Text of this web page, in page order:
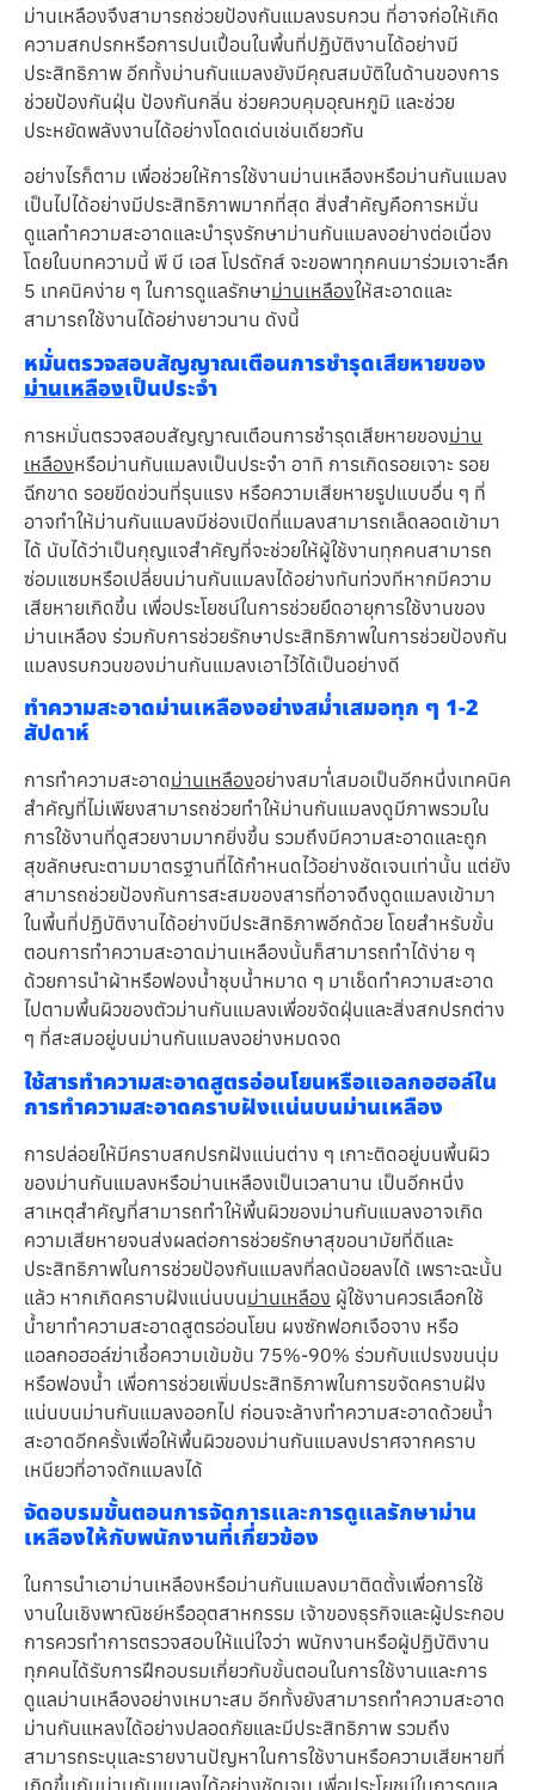
ม่านเหลืองจึงสามารถช่วยป้องกันแมลงรบกวน ที่อาจก่อให้เกิด
ความสกปรกหรือการปนเปื้อนในพื้นที่ปฏิบัติงานได้อย่างมี
ประสิทธิภาพ อีกทั้งม่านกันแมลงยังมีคุณสมบัติในด้านของการ
ช่วยป้องกันฝุ่น ป้องกันกลิ่น ช่วยควบคุมอุณหภูมิ และช่วย
ประหยัดพลังงานได้อย่างโดดเด่นเช่นเดียวกัน
อย่างไรก็ตาม เพื่อช่วยให้การใช้งานม่านเหลืองหรือม่านกันแมลง
เป็นไปได้อย่างมีประสิทธิภาพมากที่สุด สิ่งสำคัญคือการหมั่น
ดูแลทำความสะอาดและบำรุงรักษาม่านกันแมลงอย่างต่อเนื่อง
โดยในบทความนี้ พี บี เอส โปรดักส์ จะขอพาทุกคนมาร่วมเจาะลึก
5 เทคนิคง่าย ๆ ในการดูแลรักษาม่านเหลืองให้สะอาดและ
สามารถใช้งานได้อย่างยาวนาน ดังนี้
หมั่นตรวจสอบสัญญาณเตือนการชำรุดเสียหายของ
ม่านเหลืองเป็นประจำ
การหมั่นตรวจสอบสัญญาณเตือนการชำรุดเสียหายของม่าน
เหลืองหรือม่านกันแมลงเป็นประจำ อาทิ การเกิดรอยเจาะ รอย
ฉีกขาด รอยขีดข่วนที่รุนแรง หรือความเสียหายรูปแบบอื่น ๆ ที่
อาจทำให้ม่านกันแมลงมีช่องเปิดที่แมลงสามารถเล็ดลอดเข้ามา
ได้ นับได้ว่าเป็นกุญแจสำคัญที่จะช่วยให้ผู้ใช้งานทุกคนสามารถ
ซ่อมแซมหรือเปลี่ยนม่านกันแมลงได้อย่างทันท่วงทีหากมีความ
เสียหายเกิดขึ้น เพื่อประโยชน์ในการช่วยยืดอายุการใช้งานของ
ม่านเหลือง ร่วมกับการช่วยรักษาประสิทธิภาพในการช่วยป้องกัน
แมลงรบกวนของม่านกันแมลงเอาไว้ได้เป็นอย่างดี
ทำความสะอาดม่านเหลืองอย่างสม่ำเสมอทุก ๆ 1-2
สัปดาห์
การทำความสะอาดม่านเหลืองอย่างสม่ำเสมอเป็นอีกหนึ่งเทคนิค
สำคัญที่ไม่เพียงสามารถช่วยทำให้ม่านกันแมลงดูมีภาพรวมใน
การใช้งานที่ดูสวยงามมากยิ่งขึ้น รวมถึงมีความสะอาดและถูก
สุขลักษณะตามมาตรฐานที่ได้กำหนดไว้อย่างชัดเจนเท่านั้น แต่ยัง
สามารถช่วยป้องกันการสะสมของสารที่อาจดึงดูดแมลงเข้ามา
ในพื้นที่ปฏิบัติงานได้อย่างมีประสิทธิภาพอีกด้วย โดยสำหรับขั้น
ตอนการทำความสะอาดม่านเหลืองนั้นก็สามารถทำได้ง่าย ๆ
ด้วยการนำผ้าหรือฟองน้ำชุบน้ำหมาด ๆ มาเช็ดทำความสะอาด
ไปตามพื้นผิวของตัวม่านกันแมลงเพื่อขจัดฝุ่นและสิ่งสกปรกต่าง
ๆ ที่สะสมอยู่บนม่านกันแมลงอย่างหมดจด
ใช้สารทำความสะอาดสูตรอ่อนโยนหรือแอลกอฮอล์ใน
การทำความสะอาดคราบฝังแน่นบนม่านเหลือง
การปล่อยให้มีคราบสกปรกฝังแน่นต่าง ๆ เกาะติดอยู่บนพื้นผิว
ของม่านกันแมลงหรือม่านเหลืองเป็นเวลานาน เป็นอีกหนึ่ง
สาเหตุสำคัญที่สามารถทำให้พื้นผิวของม่านกันแมลงอาจเกิด
ความเสียหายจนส่งผลต่อการช่วยรักษาสุขอนามัยที่ดีและ
ประสิทธิภาพในการช่วยป้องกันแมลงที่ลดน้อยลงได้ เพราะฉะนั้น
แล้ว หากเกิดคราบฝังแน่นบนม่านเหลือง ผู้ใช้งานควรเลือกใช้
น้ำยาทำความสะอาดสูตรอ่อนโยน ผงซักฟอกเจือจาง หรือ
แอลกอฮอล์ฆ่าเชื้อความเข้มข้น 75%-90% ร่วมกับแปรงขนนุ่ม
หรือฟองน้ำ เพื่อการช่วยเพิ่มประสิทธิภาพในการขจัดคราบฝัง
แน่นบนม่านกันแมลงออกไป ก่อนจะล้างทำความสะอาดด้วยน้ำ
สะอาดอีกครั้งเพื่อให้พื้นผิวของม่านกันแมลงปราศจากคราบ
เหนียวที่อาจดักแมลงได้
จัดอบรมขั้นตอนการจัดการและการดูแลรักษาม่าน
เหลืองให้กับพนักงานที่เกี่ยวข้อง
ในการนำเอาม่านเหลืองหรือม่านกันแมลงมาติดตั้งเพื่อการใช้
งานในเชิงพาณิชย์หรืออุตสาหกรรม เจ้าของธุรกิจและผู้ประกอบ
การควรทำการตรวจสอบให้แน่ใจว่า พนักงานหรือผู้ปฏิบัติงาน
ทุกคนได้รับการฝึกอบรมเกี่ยวกับขั้นตอนในการใช้งานและการ
ดูแลม่านเหลืองอย่างเหมาะสม อีกทั้งยังสามารถทำความสะอาด
ม่านกันแหลงได้อย่างปลอดภัยและมีประสิทธิภาพ รวมถึง
สามารถระบุและรายงานปัญหาในการใช้งานหรือความเสียหายที่
เกิดขึ้นกับม่านกันแมลงได้อย่างชัดเจน เพื่อประโยชน์ในการดูแล